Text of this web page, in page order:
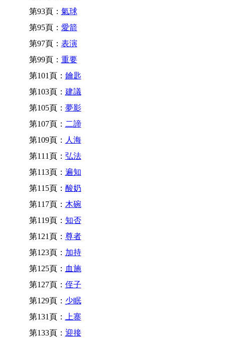
第93頁： 氣球
第95頁： 愛箭
第97頁： 表演
第99頁： 重要
第101頁： 鑰匙
第103頁： 建議
第105頁： 夢影
第107頁： 二諦
第109頁： 人海
第111頁： 弘法
第113頁： 遍知
第115頁： 酸奶
第117頁： 木碗
第119頁： 知否
第121頁： 尊者
第123頁： 加持
第125頁： 血施
第127頁： 侄子
第129頁： 少眠
第131頁：
上寨
第133頁： 迎接